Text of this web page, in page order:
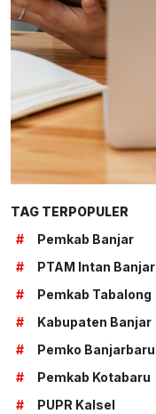
TAG TERPOPULER
#
Pemkab Banjar
#
PTAM Intan Banjar
#
Pemkab Tabalong
#
Kabupaten Banjar
#
Pemko Banjarbaru
#
Pemkab Kotabaru
#
PUPR Kalsel